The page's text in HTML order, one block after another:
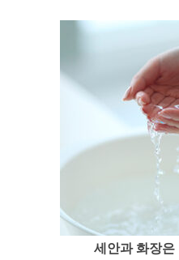
세안과 화장은